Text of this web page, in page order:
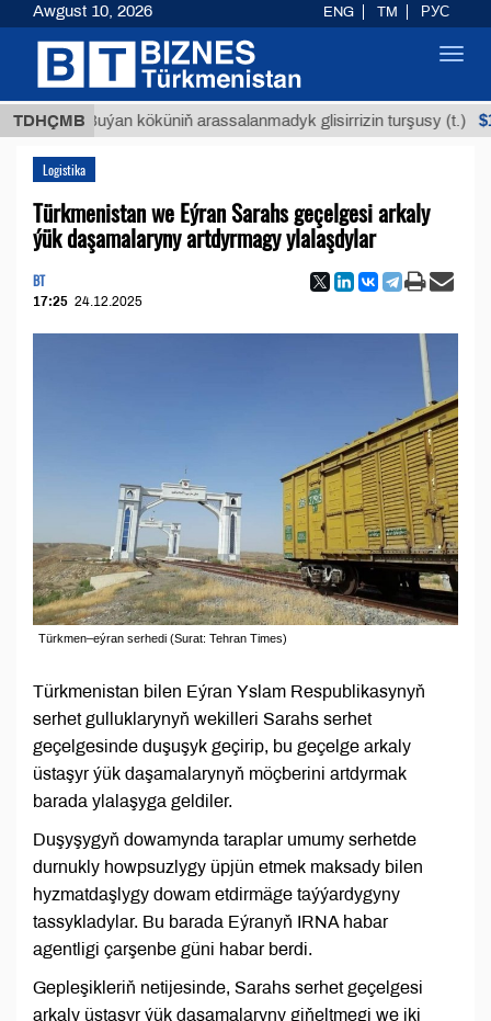
TDHÇMB
Buýan köküniň arassalanmadyk glisirrizin turşusy (t.)
Logistika
Türkmenistan we Eýran Sarahs geçelgesi arkaly
ýük daşamalaryny artdyrmagy ylalaşdylar
BT
17:25 24.12.2025
Türkmen–eýran serhedi (Surat: Tehran Times)
Türkmenistan bilen Eýran Yslam Respublikasynyň
serhet gulluklarynyň wekilleri Sarahs serhet
geçelgesinde duşuşyk geçirip, bu geçelge arkaly
üstaşyr ýük daşamalarynyň möçberini artdyrmak
barada ylalaşyga geldiler.
Duşyşygyň dowamynda taraplar umumy serhetde
durnukly howpsuzlygy üpjün etmek maksady bilen
hyzmatdaşlygy dowam etdirmäge taýýardygyny
tassykladylar. Bu barada Eýranyň IRNA habar
agentligi çarşenbe güni habar berdi.
Gepleşikleriň netijesinde, Sarahs serhet geçelgesi
arkaly üstaşyr ýük daşamalaryny giňeltmegi we iki
Awgust 10, 2026 ENG TM РУС